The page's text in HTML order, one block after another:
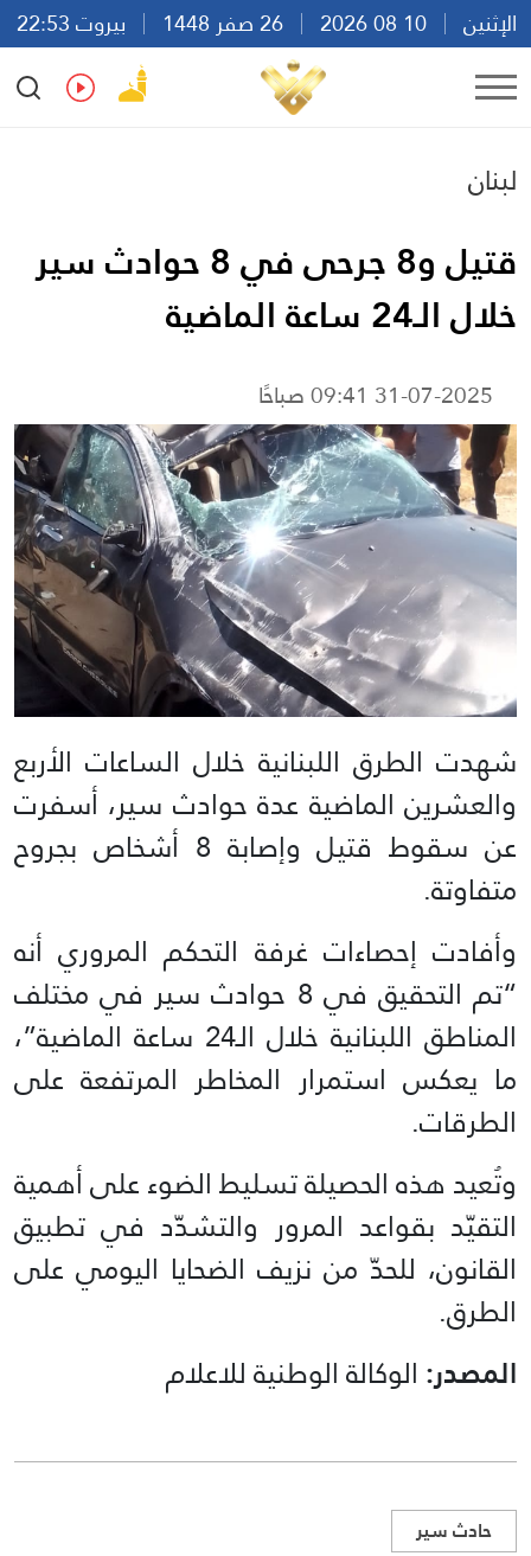
الإثنين
بيروت 22:53
Ar
En Fr Es
لبنان
قتيل و8 جرحى في 8 حوادث سير
خلال الـ24 ساعة الماضية
31-07-2025 09:41 صباحًا
شهدت الطرق اللبنانية خلال الساعات الأربع
والعشرين الماضية عدة حوادث سير، أسفرت
عن سقوط قتيل وإصابة 8 أشخاص بجروح
متفاوتة.
وأفادت إحصاءات غرفة التحكم المروري أنه
“تم التحقيق في 8 حوادث سير في مختلف
المناطق اللبنانية خلال الـ24 ساعة الماضية”،
ما يعكس استمرار المخاطر المرتفعة على
الطرقات.
وتُعيد هذه الحصيلة تسليط الضوء على أهمية
التقيّد بقواعد المرور والتشدّد في تطبيق
القانون، للحدّ من نزيف الضحايا اليومي على
الطرق.
المصدر: الوكالة الوطنية للاعلام
حادث سير